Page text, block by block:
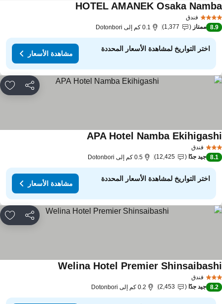
فندق
HOTEL AMANEK Osakaمشاهدة الأسعار
8.9 ممتاز 1,377 0.1 كم إلى Dotonbori
اختر التواريخ لمشاهدة الأسعار المحددة
مشاهدة الأسعار
مشاركة
فندق
APA Hotel Namba مشاهدة الأسعار
8.1 جيد جدًا 12,425 0.5 كم إلى Dotonbori
اختر التواريخ لمشاهدة الأسعار المحددة
مشاهدة الأسعار
مشاركة
فندق
Welina Hotel Premierمشاهدة الأسعار
8.2 جيد جدًا 2,453 0.2 كم إلى Dotonbori